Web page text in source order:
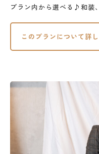
プラン内から選べる♪和装
このプランについて詳